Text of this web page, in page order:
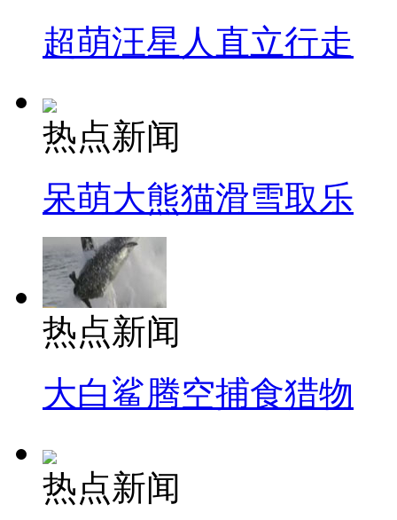
超萌汪星人直立行走
热点新闻
呆萌大熊猫滑雪取乐
热点新闻
大白鲨腾空捕食猎物
热点新闻